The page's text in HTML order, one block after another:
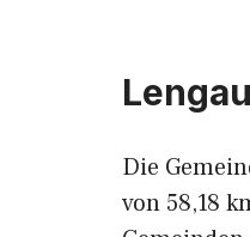
Die
von 58,18